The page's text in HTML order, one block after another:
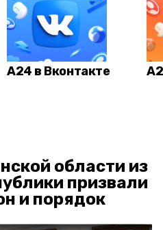
А24 в Вконтакте
области из
призвали
и порядок